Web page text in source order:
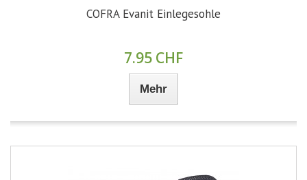
COFRA Evanit Einlegesohle
7.95 CHF
Mehr